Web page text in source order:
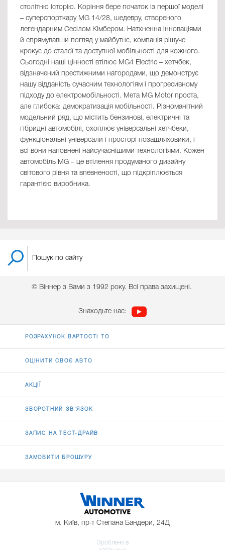
столітню історію. Коріння бере початок із першої моделі
– суперспорткару MG 14/28, шедевру, створеного
легендарним Сесілом Кімбером. Натхненна інноваціями
й спрямувавши погляд у майбутнє, компанія рішуче
крокує до сталої та доступної мобільності для кожного.
Сьогодні наші цінності втілює MG4 Electric – хетчбек,
відзначений престижними нагородами, що демонструє
нашу відданість сучасним технологіям і прогресивному
підходу до електромобільності. Мета MG Motor проста,
але глибока: демократизація мобільності. Різноманітний
модельний ряд, що містить бензинові, електричні та
гібридні автомобілі, охоплює універсальні хетчбеки,
функціональні універсали і просторі позашляховики, і
всі вони наповнені найсучаснішими технологіями. Кожен
автомобіль MG – це втілення продуманого дизайну
світового рівня та впевненості, що підкріплюється
гарантією виробника.
© Віннер з Вами з 1992 року. Всі права захищені.
Знаходьте нас:
РОЗРАХУНОК ВАРТОСТІ ТО
ОЦІНИТИ СВОЄ АВТО
АКЦІЇ
ЗВОРОТНИЙ ЗВ’ЯЗОК
ЗАПИС НА ТЕСТ-ДРАЙВ
ЗАМОВИТИ БРОШУРУ
м. Київ, пр-т Степана Бандери, 24Д
Зроблено в